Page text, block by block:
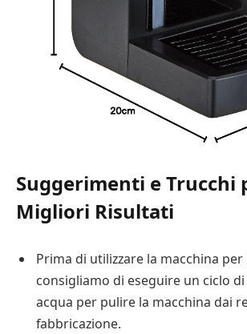
Suggerimenti e Trucchi
Migliori Risultati
Prima di utilizzare la macchina
consigliamo di eseguire un ciclo
acqua per pulire la macchina dai
fabbricazione.